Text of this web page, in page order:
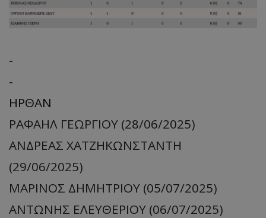
-
-
ΗΡΘΑΝ
ΡΑΦΑΗΛ ΓΕΩΡΓΙΟΥ (28/06/2025)
ΑΝΔΡΕΑΣ ΧΑΤΖΗΚΩΝΣΤΑΝΤΗ
(29/06/2025)
ΜΑΡΙΝΟΣ ΔΗΜΗΤΡΙΟΥ (05/07/2025)
ΑΝΤΩΝΗΣ ΕΛΕΥΘΕΡΙΟΥ (06/07/2025)